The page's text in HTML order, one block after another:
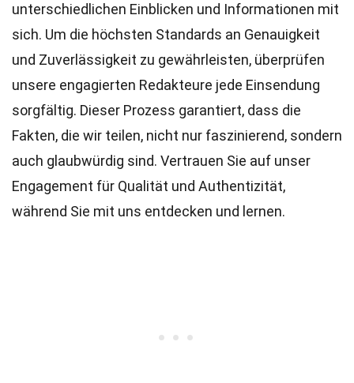
unterschiedlichen Einblicken und Informationen mit
sich. Um die höchsten Standards an Genauigkeit
und Zuverlässigkeit zu gewährleisten, überprüfen
unsere engagierten Redakteure jede Einsendung
sorgfältig. Dieser Prozess garantiert, dass die
Fakten, die wir teilen, nicht nur faszinierend, sondern
auch glaubwürdig sind. Vertrauen Sie auf unser
Engagement für Qualität und Authentizität,
während Sie mit uns entdecken und lernen.